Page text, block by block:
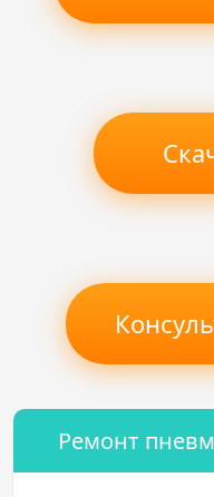
Ремонт